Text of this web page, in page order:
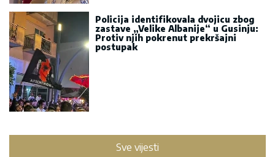
Policija identifikovala dvojicu zbog
zastave „Velike Albanije“ u Gusinju:
Protiv njih pokrenut prekršajni
postupak
Sve vijesti